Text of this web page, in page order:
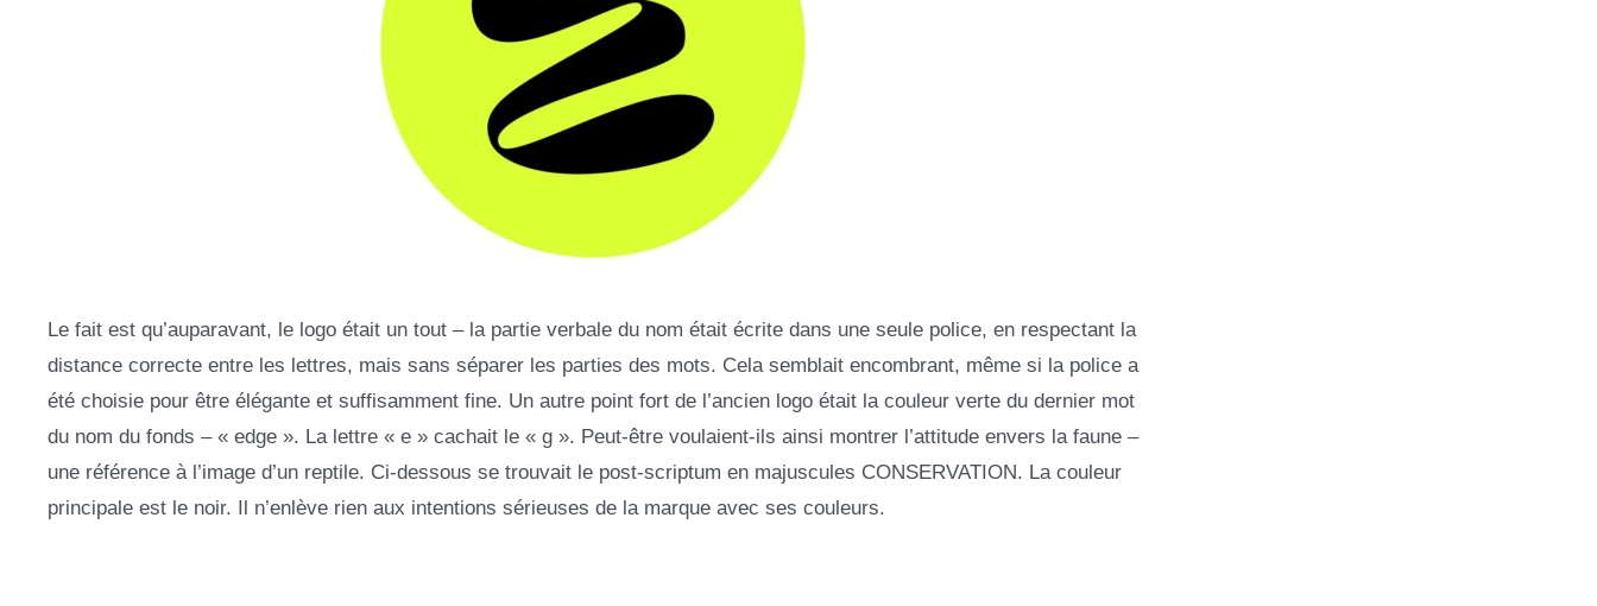
Le fait est qu’auparavant, le logo était un tout – la partie verbale du nom était écrite dans une seule police, en respectant la
distance correcte entre les lettres, mais sans séparer les parties des mots. Cela semblait encombrant, même si la police a
été choisie pour être élégante et suffisamment fine. Un autre point fort de l’ancien logo était la couleur verte du dernier mot
du nom du fonds – « edge ». La lettre « e » cachait le « g ». Peut-être voulaient-ils ainsi montrer l’attitude envers la faune –
une référence à l’image d’un reptile. Ci-dessous se trouvait le post-scriptum en majuscules CONSERVATION. La couleur
principale est le noir. Il n’enlève rien aux intentions sérieuses de la marque avec ses couleurs.